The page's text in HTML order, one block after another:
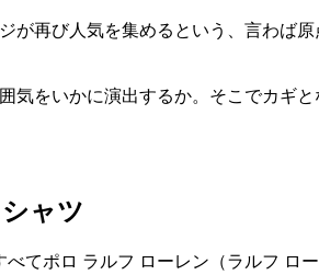
が再び人気を集めるという、言わば
気をいかに演出するか。そこでカギ
ャツ